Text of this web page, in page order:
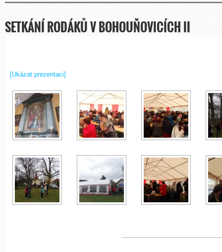
SETKÁNÍ RODÁKŮ V BOHOUŇOVICÍCH II
[Ukázat prezentaci]